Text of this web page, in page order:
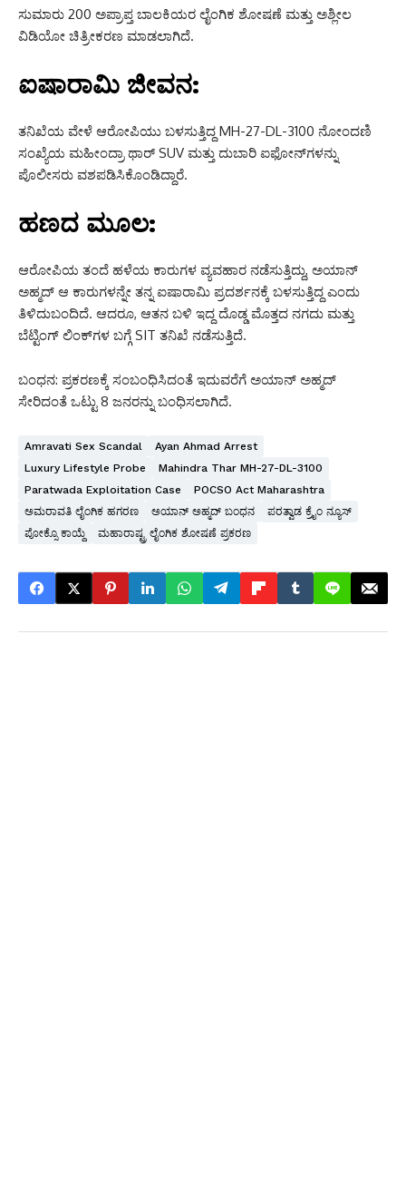
ಸುಮಾರು 200 ಅಪ್ರಾಪ್ತ ಬಾಲಕಿಯರ ಲೈಂಗಿಕ ಶೋಷಣೆ ಮತ್ತು ಅಶ್ಲೀಲ
ವಿಡಿಯೋ ಚಿತ್ರೀಕರಣ ಮಾಡಲಾಗಿದೆ.
ಐಷಾರಾಮಿ ಜೀವನ:
ತನಿಖೆಯ ವೇಳೆ ಆರೋಪಿಯು ಬಳಸುತ್ತಿದ್ದ MH-27-DL-3100 ನೋಂದಣಿ
ಸಂಖ್ಯೆಯ ಮಹೀಂದ್ರಾ ಥಾರ್ SUV ಮತ್ತು ದುಬಾರಿ ಐಫೋನ್‌ಗಳನ್ನು
ಪೊಲೀಸರು ವಶಪಡಿಸಿಕೊಂಡಿದ್ದಾರೆ.
ಹಣದ ಮೂಲ:
ಆರೋಪಿಯ ತಂದೆ ಹಳೆಯ ಕಾರುಗಳ ವ್ಯವಹಾರ ನಡೆಸುತ್ತಿದ್ದು, ಅಯಾನ್
ಅಹ್ಮದ್ ಆ ಕಾರುಗಳನ್ನೇ ತನ್ನ ಐಷಾರಾಮಿ ಪ್ರದರ್ಶನಕ್ಕೆ ಬಳಸುತ್ತಿದ್ದ ಎಂದು
ತಿಳಿದುಬಂದಿದೆ. ಆದರೂ, ಆತನ ಬಳಿ ಇದ್ದ ದೊಡ್ಡ ಮೊತ್ತದ ನಗದು ಮತ್ತು
ಬೆಟ್ಟಿಂಗ್ ಲಿಂಕ್‌ಗಳ ಬಗ್ಗೆ SIT ತನಿಖೆ ನಡೆಸುತ್ತಿದೆ.
ಬಂಧನ: ಪ್ರಕರಣಕ್ಕೆ ಸಂಬಂಧಿಸಿದಂತೆ ಇದುವರೆಗೆ ಅಯಾನ್ ಅಹ್ಮದ್
ಸೇರಿದಂತೆ ಒಟ್ಟು 8 ಜನರನ್ನು ಬಂಧಿಸಲಾಗಿದೆ.
Amravati Sex Scandal
Ayan Ahmad Arrest
Luxury Lifestyle Probe
Mahindra Thar MH-27-DL-3100
Paratwada Exploitation Case
POCSO Act Maharashtra
ಅಮರಾವತಿ ಲೈಂಗಿಕ ಹಗರಣ
ಅಯಾನ್ ಅಹ್ಮದ್ ಬಂಧನ
ಪರತ್ವಾಡ ಕ್ರೈಂ ನ್ಯೂಸ್
ಪೋಕ್ಸೊ ಕಾಯ್ದೆ
ಮಹಾರಾಷ್ಟ್ರ ಲೈಂಗಿಕ ಶೋಷಣೆ ಪ್ರಕರಣ